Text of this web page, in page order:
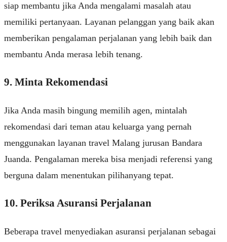
siap membantu jika Anda mengalami masalah atau
memiliki pertanyaan. Layanan pelanggan yang baik akan
memberikan pengalaman perjalanan yang lebih baik dan
membantu Anda merasa lebih tenang.
9. Minta Rekomendasi
Jika Anda masih bingung memilih agen, mintalah
rekomendasi dari teman atau keluarga yang pernah
menggunakan layanan travel Malang jurusan Bandara
Juanda. Pengalaman mereka bisa menjadi referensi yang
berguna dalam menentukan pilihanyang tepat.
10. Periksa Asuransi Perjalanan
Beberapa travel menyediakan asuransi perjalanan sebagai